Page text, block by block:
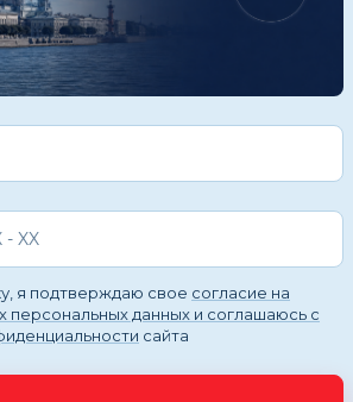
я подтверждаю свое согласие на
персональных данных и соглашаюсь с
сайта